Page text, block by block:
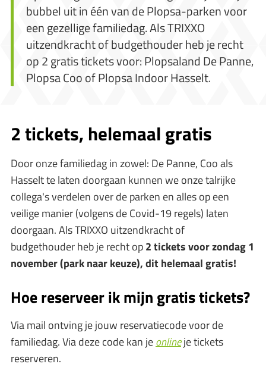
bubbel uit in één van de Plopsa-parken voor
een gezellige familiedag. Als TRIXXO
uitzendkracht of budgethouder heb je recht
op 2 gratis tickets voor: Plopsaland De Panne,
Plopsa Coo of Plopsa Indoor Hasselt.
2 tickets, helemaal gratis
Door onze familiedag in zowel: De Panne, Coo als
Hasselt te laten doorgaan kunnen we onze talrijke
collega's verdelen over de parken en alles op een
veilige manier (volgens de Covid-19 regels) laten
doorgaan. Als TRIXXO uitzendkracht of
budgethouder heb je recht op2tickets voor zondag 1
november (park naar keuze), dit helemaal gratis!
Hoe reserveer ik mijn gratis tickets?
Via mail ontving je jouw reservatiecode voor de
familiedag. Via deze code kan jeonlineje tickets
reserveren.